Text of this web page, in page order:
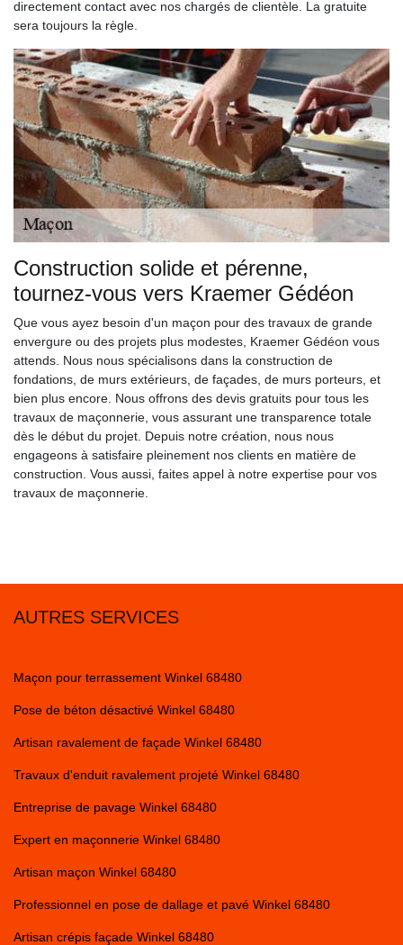
directement contact avec nos chargés de clientèle. La gratuite
sera toujours la règle.
Construction solide et pérenne,
tournez-vous vers Kraemer Gédéon
Que vous ayez besoin d'un maçon pour des travaux de grande
envergure ou des projets plus modestes, Kraemer Gédéon vous
attends. Nous nous spécialisons dans la construction de
fondations, de murs extérieurs, de façades, de murs porteurs, et
bien plus encore. Nous offrons des devis gratuits pour tous les
travaux de maçonnerie, vous assurant une transparence totale
dès le début du projet. Depuis notre création, nous nous
engageons à satisfaire pleinement nos clients en matière de
construction. Vous aussi, faites appel à notre expertise pour vos
travaux de maçonnerie.
AUTRES SERVICES
Maçon pour terrassement Winkel 68480
Pose de béton désactivé Winkel 68480
Artisan ravalement de façade Winkel 68480
Travaux d'enduit ravalement projeté Winkel 68480
Entreprise de pavage Winkel 68480
Expert en maçonnerie Winkel 68480
Artisan maçon Winkel 68480
Professionnel en pose de dallage et pavé Winkel 68480
Artisan crépis façade Winkel 68480